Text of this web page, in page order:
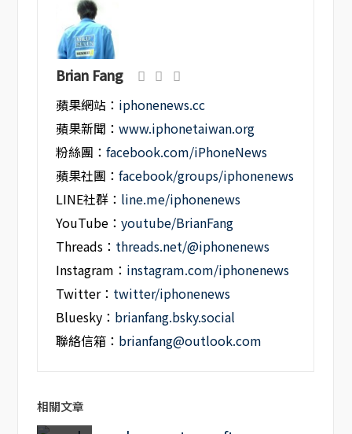
Brian Fang
蘋果網站： iphonenews.cc
蘋果新聞：www.iphonetaiwan.org
粉絲團：facebook.com/iPhoneNews
蘋果社團：facebook/groups/iphonenews
LINE社群： line.me/iphonenews
YouTube：youtube/BrianFang
Threads： threads.net/@iphonenews
Instagram： instagram.com/iphonenews
Twitter： twitter/iphonenews
Bluesky： brianfang.bsky.social
聯絡信箱： brianfang@outlook.com
相關文章